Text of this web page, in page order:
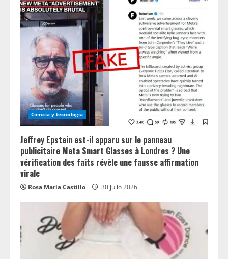
Ciencia y tecnologia
Jeffrey Epstein est-il apparu sur le panneau
publicitaire Meta Smart Glasses à Londres ? Une
vérification des faits révèle une fausse affirmation
virale
Rosa María Castillo 30 julio 2026